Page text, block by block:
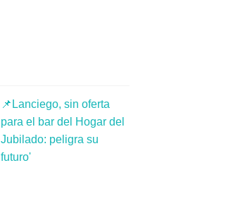
📌Lanciego, sin oferta
para el bar del Hogar del
Jubilado: peligra su
futuro'